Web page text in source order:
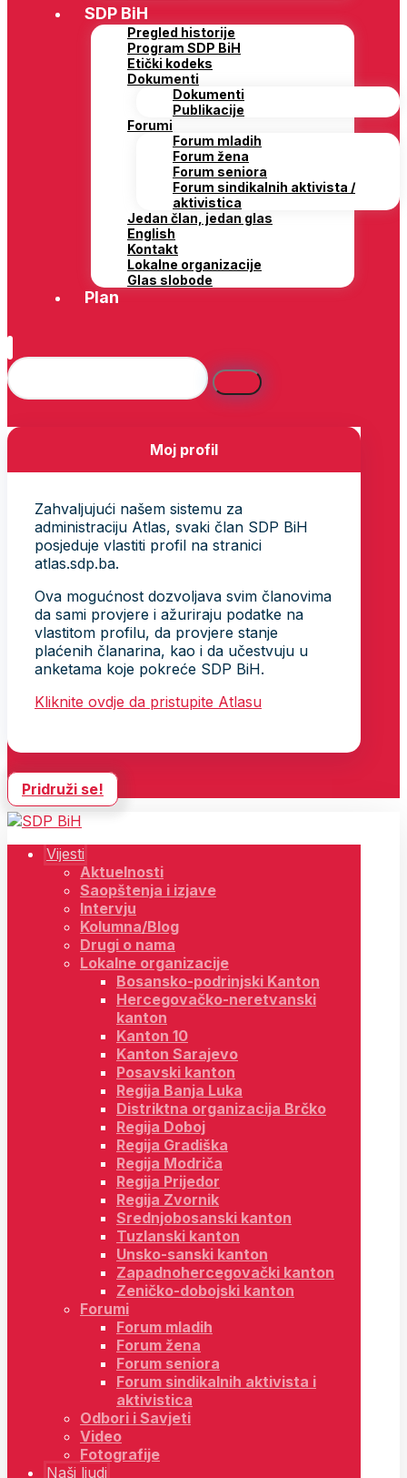
SDP BiH
Pregled historije
Program SDP BiH
Etički kodeks
Dokumenti
Dokumenti
Publikacije
Forumi
Forum mladih
Forum žena
Forum seniora
Forum sindikalnih aktivista /
aktivistica
Jedan član, jedan glas
English
Kontakt
Lokalne organizacije
Glas slobode
Plan
Moj profil
Zahvaljujući našem sistemu za
administraciju Atlas, svaki član SDP BiH
posjeduje vlastiti profil na stranici
atlas.sdp.ba.
Ova mogućnost dozvoljava svim članovima
da sami provjere i ažuriraju podatke na
vlastitom profilu, da provjere stanje
plaćenih članarina, kao i da učestvuju u
anketama koje pokreće SDP BiH.
Kliknite ovdje da pristupite Atlasu
Pridruži se!
Vijesti
Aktuelnosti
Saopštenja i izjave
Intervju
Kolumna/Blog
Drugi o nama
Lokalne organizacije
Bosansko-podrinjski Kanton
Hercegovačko-neretvanski
kanton
Kanton 10
Kanton Sarajevo
Posavski kanton
Regija Banja Luka
Distriktna organizacija Brčko
Regija Doboj
Regija Gradiška
Regija Modriča
Regija Prijedor
Regija Zvornik
Srednjobosanski kanton
Tuzlanski kanton
Unsko-sanski kanton
Zapadnohercegovački kanton
Zeničko-dobojski kanton
Forumi
Forum mladih
Forum žena
Forum seniora
Forum sindikalnih aktivista i
aktivistica
Odbori i Savjeti
Video
Fotografije
Naši ljudi